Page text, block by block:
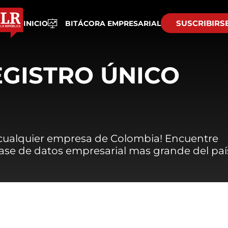
INICIO BITÁCORA EMPRESARIAL
ÚNICO
empresa de Colombia! Encuentre
de datos empresarial mas grande del